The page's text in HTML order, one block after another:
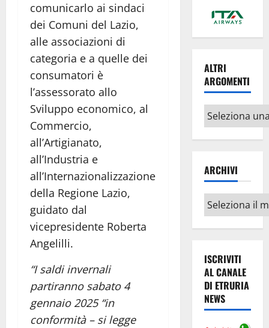
comunicarlo ai sindaci
dei Comuni del Lazio,
alle associazioni di
categoria e a quelle dei
consumatori è
l’assessorato allo
Sviluppo economico, al
Commercio,
all’Artigianato,
all’Industria e
all’Internazionalizzazione
della Regione Lazio,
guidato dal
vicepresidente Roberta
Angelilli.
“I saldi invernali
partiranno sabato 4
gennaio 2025 “in
conformità – si legge
ALTRI
ARGOMENTI
Altri
argomenti
ARCHIVI
Archivi
ISCRIVITI
AL CANALE
DI ETRURIA
NEWS